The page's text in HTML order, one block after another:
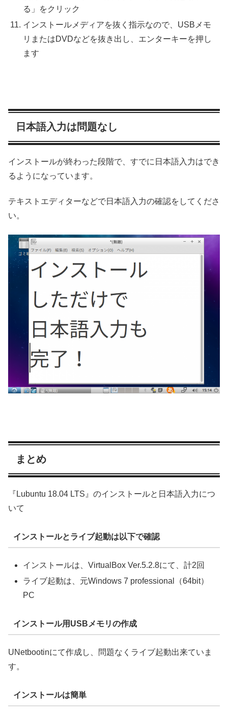
る」をクリック
インストールメディアを抜く指示なので、USBメモ
リまたはDVDなどを抜き出し、エンターキーを押し
ます
日本語入力は問題なし
インストールが終わった段階で、すでに日本語入力はでき
るようになっています。
テキストエディターなどで日本語入力の確認をしてくださ
い。
まとめ
『Lubuntu 18.04 LTS』のインストールと日本語入力につ
いて
インストールとライブ起動は以下で確認
インストールは、VirtualBox Ver.5.2.8にて、計2回
ライブ起動は、元Windows 7 professional（64bit）
PC
インストール用USBメモリの作成
UNetbootinにて作成し、問題なくライブ起動出来ていま
す。
インストールは簡単